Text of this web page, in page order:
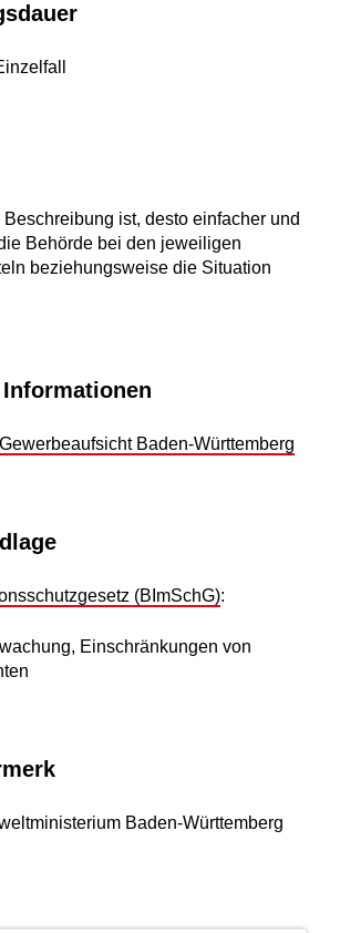
ist, desto einfacher und
Behörde bei den jeweiligen
beziehungsweise die Situation
Baden-Württemberg
(BImSchG):
Einschränkungen von
Baden-Württemberg